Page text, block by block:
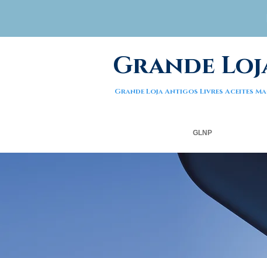
Grande
Grande Loja Antigos Livres Aceites
GLNP